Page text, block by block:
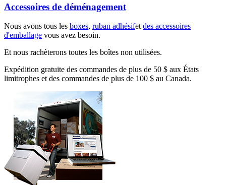
Accessoires de déménagement
Nous avons tous les boxes, ruban adhésifet des accessoires
d'emballage vous avez besoin.
Et nous rachèterons toutes les boîtes non utilisées.
Expédition gratuite des commandes de plus de 50 $ aux États
limitrophes et des commandes de plus de 100 $ au Canada.